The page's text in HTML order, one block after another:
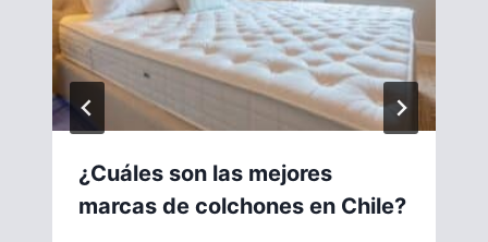
¿Cuáles son las mejores
marcas de colchones en Chile?